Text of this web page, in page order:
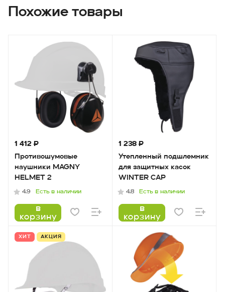
Похожие товары
1 412 ₽
Противошумовые
наушники MAGNY
HELMET 2
4.9 Есть в наличии
в
корзину
1 238 ₽
Утепленный подшлемник
для защитных касок
WINTER CAP
4.8 Есть в наличии
в
корзину
ХИТ АКЦИЯ